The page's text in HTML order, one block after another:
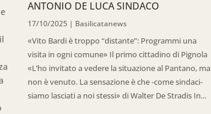
ANTONIO DE LUCA SINDACO
17/10/2025 | Basilicatanews
«Vito Bardi è troppo “distante”: Programmi una
visita in ogni comune» Il primo cittadino di Pignola
«L’ho invitato a vedere la situazione al Pantano, ma
non è venuto. La sensazione è che -come sindaci-
siamo lasciati a noi stessi» di Walter De Stradis In...